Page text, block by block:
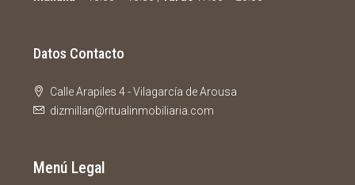
Datos Contacto
Calle Arapiles 4 - Vilagarcía de Arousa
dizmillan@ritualinmobiliaria.com
Menú Legal